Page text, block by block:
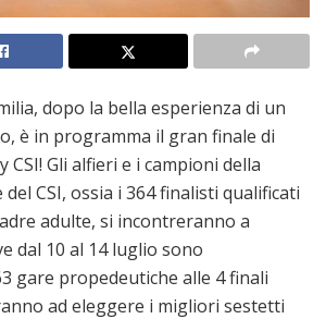
dopo la bella esperienza di un
è in programma il gran finale di
CSI! Gli alfieri e i campioni della
CSI, ossia i 364 finalisti qualificati
adulte, si incontreranno a
dal 10 al 14 luglio sono
gare propedeutiche alle 4 finali
ad eleggere i migliori sestetti